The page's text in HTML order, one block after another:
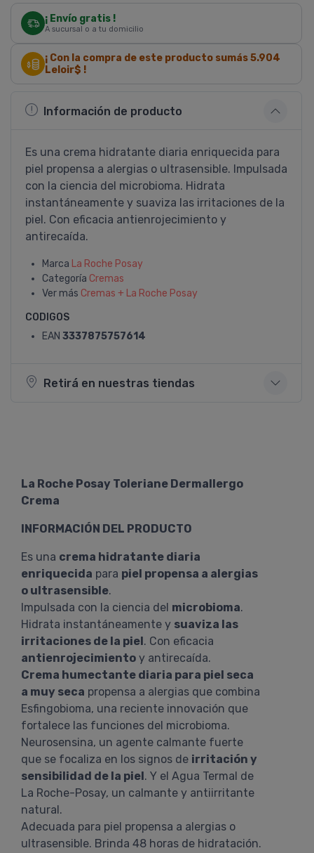
¡ Envío gratis !
A sucursal o a tu domicilio
¡ Con la compra de este producto sumás5.904
Leloir$ !
Información de producto
Es una crema hidratante diaria enriquecida para
piel propensa a alergias o ultrasensible. Impulsada
con la ciencia del microbioma. Hidrata
instantáneamente y suaviza las irritaciones de la
piel. Con eficacia antienrojecimiento y
antirecaída.
Marca La Roche Posay
Categoría Cremas
Ver más Cremas + La Roche Posay
CODIGOS
EAN 3337875757614
Retirá en nuestras tiendas
La Roche Posay Toleriane Dermallergo
Crema
INFORMACIÓN DEL PRODUCTO
Es una crema hidratante diaria
enriquecida para piel propensa a alergias
o ultrasensible.
Impulsada con la ciencia del microbioma.
Hidrata instantáneamente y suaviza las
irritaciones de la piel. Con eficacia
antienrojecimiento y antirecaída.
Crema humectante diaria para piel seca
a muy seca propensa a alergias que combina
Esfingobioma, una reciente innovación que
fortalece las funciones del microbioma.
Neurosensina, un agente calmante fuerte
que se focaliza en los signos de irritación y
sensibilidad de la piel. Y el Agua Termal de
La Roche-Posay, un calmante y antiirritante
natural.
Adecuada para piel propensa a alergias o
ultrasensible. Brinda 48 horas de hidratación.